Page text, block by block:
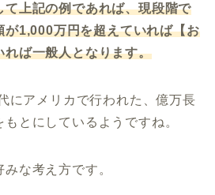
て上記の例であれば、現段階で
が1,000万円を超えていれば【お
れば一般人となります。
にアメリカで行われた、億万長
とにしているようですね。
な考え方です。